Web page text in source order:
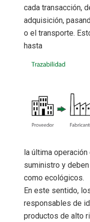
cada transacción,
adquisición,
o el transporte.
hasta
la última
suministro y
como ecológicos.
En este sentido,
responsables de
productos de alto